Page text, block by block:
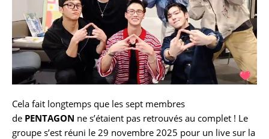
Cela fait longtemps que les sept membres
de PENTAGON ne s’étaient pas retrouvés au complet ! Le
groupe s’est réuni le 29 novembre 2025 pour un live sur la